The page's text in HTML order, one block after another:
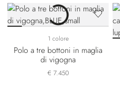
1 colore
Polo a tre bottoni in maglia
di vigogna
€ 7.450